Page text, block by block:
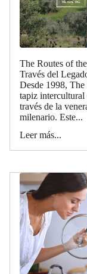
The Routes of
Través del
Desde 1998,
tapiz intercultural
través de la
milenario. Este...
Leer más...